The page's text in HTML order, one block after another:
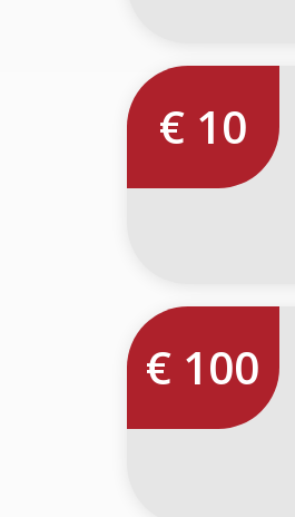
€ 10
€ 100